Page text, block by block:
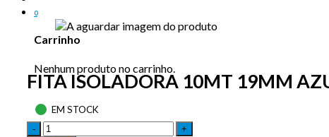
0
Carrinho
Nenhum produto no carrinho.
FITA ISOLADORA 10MT 19MM
EM STOCK